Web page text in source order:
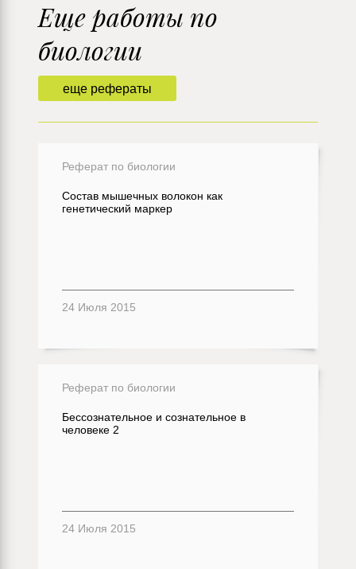
еще рефераты
Еще работы по
биологии
Реферат по биологии
Состав мышечных волокон как
генетический маркер
24 Июля 2015
Реферат по биологии
Бессознательное и сознательное в
человеке 2
24 Июля 2015